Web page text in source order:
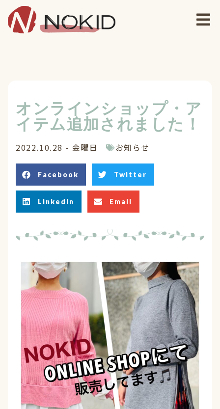
オンラインショップ・ア
イテム追加されました！
2022.10.28 - 金曜日 お知らせ
Facebook Twitter
LinkedIn Email